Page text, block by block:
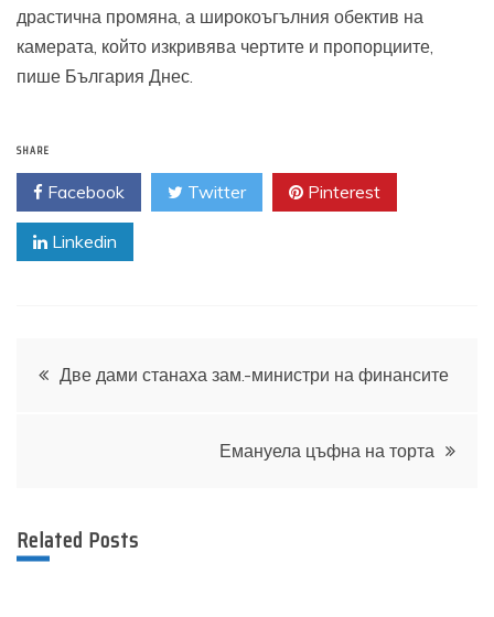
драстична промяна, а широкоъгълния обектив на
камерата, който изкривява чертите и пропорциите,
пише България Днес.
SHARE
Facebook Twitter Pinterest
Linkedin
Навигация
Две дами станаха зам.-министри на финансите
Емануела цъфна на торта
Related Posts